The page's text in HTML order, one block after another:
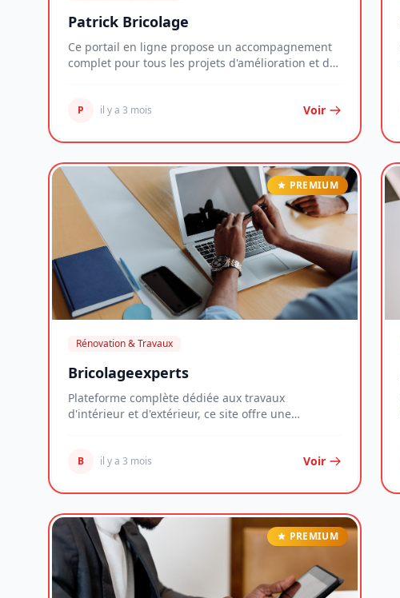
Patrick Bricolage
Ce portail en ligne propose un accompagnement
complet pour tous les projets d'amélioration et de
P il y a 3 mois Voir
PREMIUM
Rénovation & Travaux
Bricolageexperts
Plateforme complète dédiée aux travaux
d'intérieur et d'extérieur, ce site offre une
B il y a 3 mois Voir
PREMIUM